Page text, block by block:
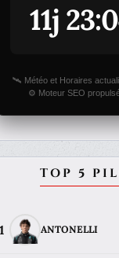
11j
🛰️ Météo et Horaires
⚙️ Moteur SEO
TOP 5
1 ANTONELLI